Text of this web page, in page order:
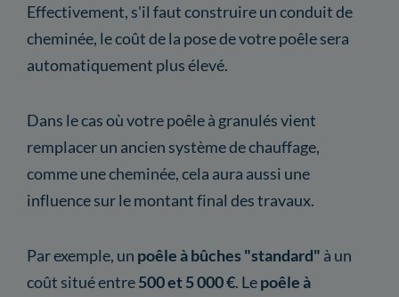
Effectivement, s'il faut construire un conduit de
cheminée, le coût de la pose de votre poêle sera
automatiquement plus élevé.
Dans le cas où votre poêle à granulés vient
remplacer un ancien système de chauffage,
comme une cheminée, cela aura aussi une
influence sur le montant final des travaux.
Par exemple, un poêle à bûches "standard" à un
coût situé entre500 et 5 000 €. Lepoêle à